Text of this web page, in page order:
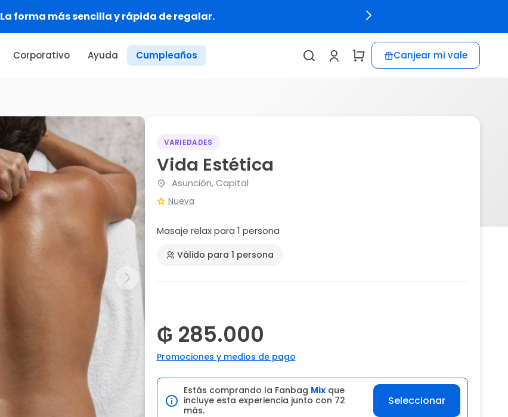
La forma más sencilla y rápida de regalar.
Corporativo Ayuda Cumpleaños Canjear mi vale
VARIEDADES
Vida Estética
Asunción, Capital
Nueva
Masaje relax para 1 persona
Válido para 1 persona
₲ 285.000
Promociones y medios de pago
Estás comprando la Fanbag Mixque
incluye esta experiencia junto con 72
más.
Seleccionar